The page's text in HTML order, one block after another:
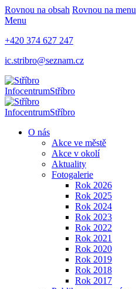
Rovnou na obsah Rovnou na menu
Menu
+420 374 627 247
ic.stribro@seznam.cz
InfocentrumStříbro
InfocentrumStříbro
O nás
Akce ve městě
Akce v okolí
Aktuality
Fotogalerie
Rok 2026
Rok 2025
Rok 2024
Rok 2023
Rok 2022
Rok 2021
Rok 2020
Rok 2019
Rok 2018
Rok 2017